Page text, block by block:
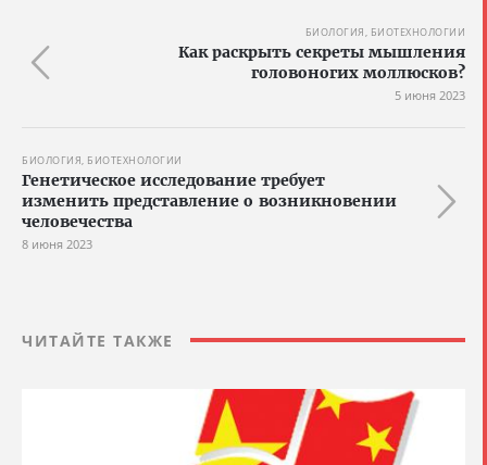
БИОЛОГИЯ, БИОТЕХНОЛОГИИ
Как раскрыть секреты мышления
головоногих моллюсков?
5 июня 2023
БИОЛОГИЯ, БИОТЕХНОЛОГИИ
Генетическое исследование требует
изменить представление о возникновении
человечества
8 июня 2023
ЧИТАЙТЕ ТАКЖЕ